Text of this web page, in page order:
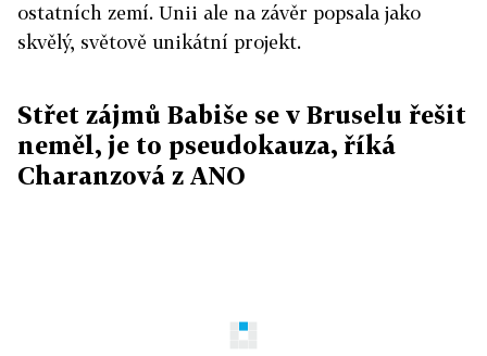
ostatních zemí. Unii ale na závěr popsala jako
skvělý, světově unikátní projekt.
Střet zájmů Babiše se v Bruselu řešit
neměl, je to pseudokauza, říká
Charanzová z ANO